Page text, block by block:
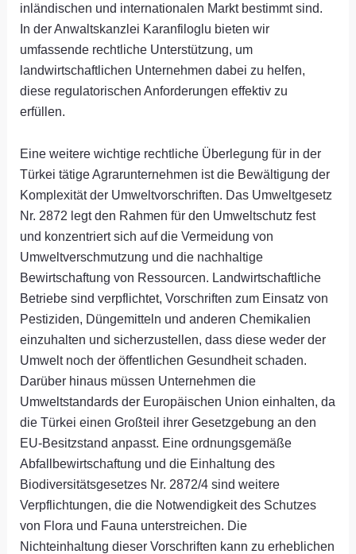
inländischen und internationalen Markt bestimmt sind.
In der Anwaltskanzlei Karanfiloglu bieten wir
umfassende rechtliche Unterstützung, um
landwirtschaftlichen Unternehmen dabei zu helfen,
diese regulatorischen Anforderungen effektiv zu
erfüllen.
Eine weitere wichtige rechtliche Überlegung für in der
Türkei tätige Agrarunternehmen ist die Bewältigung der
Komplexität der Umweltvorschriften. Das Umweltgesetz
Nr. 2872 legt den Rahmen für den Umweltschutz fest
und konzentriert sich auf die Vermeidung von
Umweltverschmutzung und die nachhaltige
Bewirtschaftung von Ressourcen. Landwirtschaftliche
Betriebe sind verpflichtet, Vorschriften zum Einsatz von
Pestiziden, Düngemitteln und anderen Chemikalien
einzuhalten und sicherzustellen, dass diese weder der
Umwelt noch der öffentlichen Gesundheit schaden.
Darüber hinaus müssen Unternehmen die
Umweltstandards der Europäischen Union einhalten, da
die Türkei einen Großteil ihrer Gesetzgebung an den
EU-Besitzstand anpasst. Eine ordnungsgemäße
Abfallbewirtschaftung und die Einhaltung des
Biodiversitätsgesetzes Nr. 2872/4 sind weitere
Verpflichtungen, die die Notwendigkeit des Schutzes
von Flora und Fauna unterstreichen. Die
Nichteinhaltung dieser Vorschriften kann zu erheblichen